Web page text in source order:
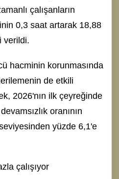
çalışanların
0,3 saat artarak 18,88
verildi.
hacminin korunmasında
de etkili
2026'nın ilk çeyreğinde
oranının
yüzde 6,1'e
çalışıyor